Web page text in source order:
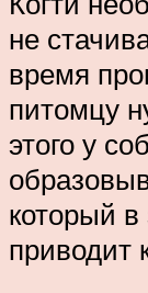
не
время
питомцу
этого у
который
приводит